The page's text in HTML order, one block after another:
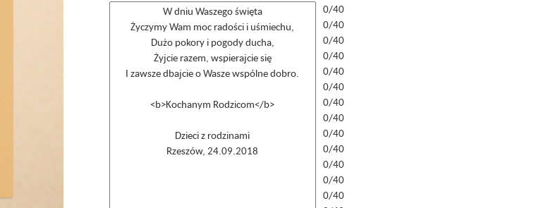
0/40
0/40
0/40
0/40
0/40
0/40
0/40
0/40
0/40
0/40
0/40
0/40
0/40